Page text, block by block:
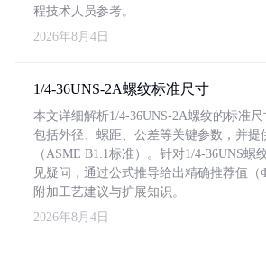
程技术人员参考。
2026年8月4日
1/4-36UNS-2A螺纹标准尺寸
本文详细解析1/4-36UNS-2A螺纹的标准尺
包括外径、螺距、公差等关键参数，并提
（ASME B1.1标准）。针对1/4-36UNS螺
见疑问，通过公式推导给出精确推荐值（
附加工艺建议与扩展知识。
2026年8月4日